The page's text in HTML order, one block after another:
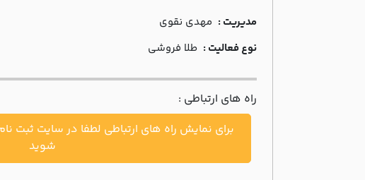
مدیریت : مهدي نقوي
نوع فعالیت : طلا فروشی
راه های ارتباطی :
برای نمایش راه های ارتباطی لطفا در سایت ثبت
شوید